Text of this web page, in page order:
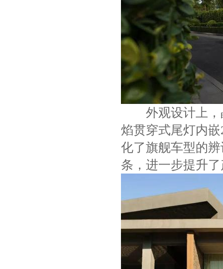
外观设计上，
焰贯穿式尾灯内
化了旗舰车型的
条，进一步提升